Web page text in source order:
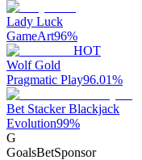
Lady Luck
GameArt96%
HOT
Wolf Gold
Pragmatic Play96.01%
Bet Stacker Blackjack
Evolution99%
G
GoalsBetSponsor